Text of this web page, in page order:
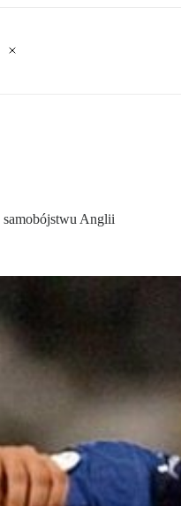
samobójstwu Anglii